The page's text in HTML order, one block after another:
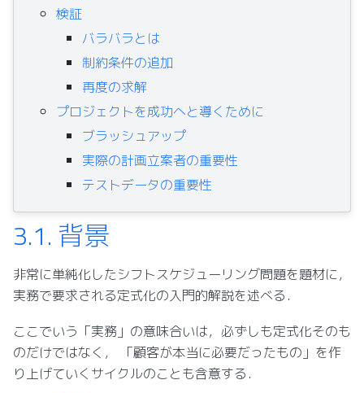
検証
バラバラとは
制約条件の追加
再度の求解
プロジェクトを成功へと導くために
ブラッシュアップ
実際の計画立案者の重要性
テストデータの重要性
3.1. 背景
非常に単純化したシフトスケジューリング問題を題材に，
実務で要求される定式化の入門的解説を述べる．
ここでいう「実務」の意味合いは，必ずしも定式化そのも
のだけではなく， 「顧客が本当に必要だったもの」を作
り上げていくサイクルのことも含意する．